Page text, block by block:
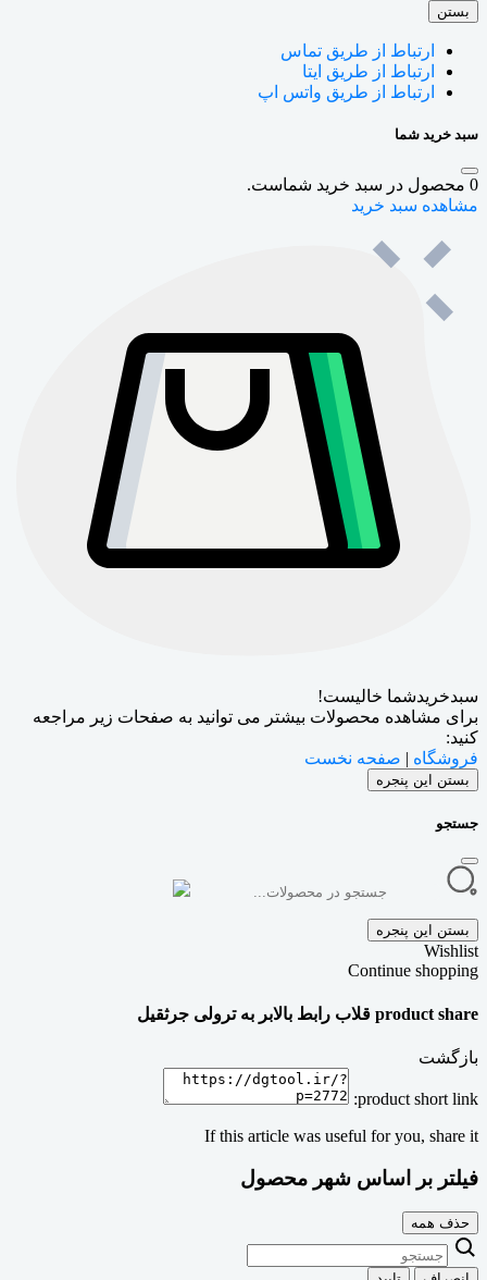
بستن
ارتباط از طریق تماس
ارتباط از طریق ایتا
ارتباط از طریق واتس اپ
سبد خرید شما
0 محصول در سبد خرید شماست.
مشاهده سبد خرید
سبدخریدشما خالیست!
برای مشاهده محصولات بیشتر می توانید به صفحات زیر مراجعه
کنید:
فروشگاه | صفحه نخست
بستن این پنجره
جستجو
بستن این پنجره
Wishlist
Continue shopping
product share قلاب رابط بالابر به ترولی جرثقیل
بازگشت
product short link:
If this article was useful for you, share it
فیلتر بر اساس شهر محصول
حذف همه